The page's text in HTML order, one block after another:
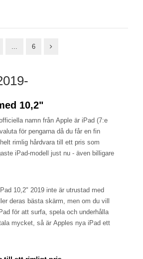
6
10,2"
namn från Apple är iPad (7:e
för pengarna då du får en fin
rimlig hårdvara till ett pris som
iPad-modell just nu - även billigare
10,2" 2019 inte är utrustad med
deras bästa skärm, men om du vill
för att surfa, spela och underhålla
mycket, så är Apples nya iPad ett